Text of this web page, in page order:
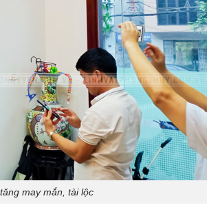
may mắn, tài lộc